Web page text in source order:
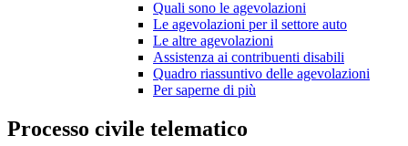
Quali sono le agevolazioni
Le agevolazioni per il settore auto
Le altre agevolazioni
Assistenza ai contribuenti disabili
Quadro riassuntivo delle agevolazioni
Per saperne di più
Processo civile telematico